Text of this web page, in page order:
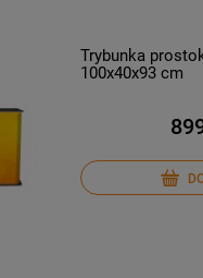
Trybunka
100x40x93 cm